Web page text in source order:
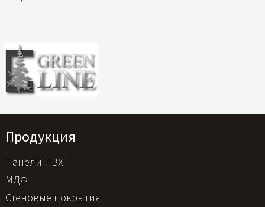
Продукция
Панели ПВХ
МДФ
Стеновые покрытия